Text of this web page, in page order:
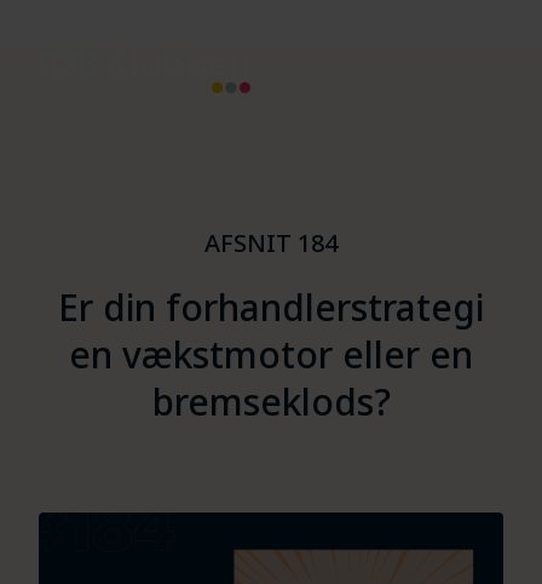
AFSNIT 184
Er din forhandlerstrategi
en vækstmotor eller en
bremseklods?